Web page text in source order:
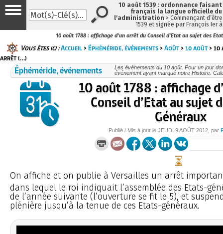
10 août 1788 : affichage d’un arrêt du Conseil d’Etat au sujet des
Vous êtes ici :Accueil >Éphéméride, événements >Août >10 août >
arrêt (…)
Éphéméride, événements
Les événements du 10 août. Pour un jour
événement ayant marqué notre Histoire.
10 août 1788 : affichage
Conseil d’Etat au sujet
Généraux
Publié / Mis à jour le JEUDI 9 AOÛT 2012 , par
On affiche et on publie à Versailles un arrêt
dans lequel le roi indiquait l’assemblée des Etats-
de l’année suivante (l’ouverture se fit le 5), et
plénière jusqu’à la tenue de ces Etats-généraux.
10 août 1539 : ordonnance
français la langue officielle
l'administration > Commençant
1539 et signée par François Ier